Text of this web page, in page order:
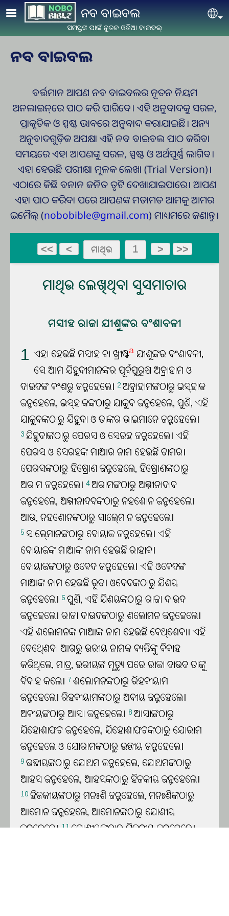
Skip to main contentନବ ବାଇବଲ
ସମସ୍ତଙ୍କ ପାଇଁ ନୂତନ ଓଡ଼ିଆ ବାଇବଲ୍
ନବ ବାଇବଲ
ବର୍ତ୍ତମାନ ଆପଣ ନବ ବାଇବଲର ନୂତନ ନିୟମ
ଅନଲାଇନ୍‌ରେ ପାଠ କରି ପାରିବେ। ଏହି ଅନୁବାଦକୁ ସରଳ,
ପ୍ରାକୃତିକ ଓ ସ୍ପଷ୍ଟ ଭାବରେ ଅନୁବାଦ କରାଯାଇଛି। ଅନ୍ୟ
ଅନୁବାଦଗୁଡ଼ିକ ଅପକ୍ଷା ଏହି ନବ ବାଇବଲ ପାଠ କରିବା
ସମୟରେ ଏହା ଆପଣଙ୍କୁ ସରଳ, ସ୍ପଷ୍ଟ ଓ ଅର୍ଥପୂର୍ଣ୍ଣ ଲାଗିବ।
ଏହା ହେଉଛି ପରୀକ୍ଷା ମୂଳକ ଲେଖା (Trial Version)।
ଏଠାରେ କିଛି ବନାନ ଜନିତ ତୃଟି ଦେଖାଯାଇପାରେ। ଆପଣ
ଏହା ପାଠ କରିବା ପରେ ଆପଣଙ୍କ ମତାମତ ଆମକୁ ଆମର
ଇମୈଲ୍ (nobobible@gmail.com) ମାଧ୍ୟମରେ ଜଣାନ୍ତୁ।